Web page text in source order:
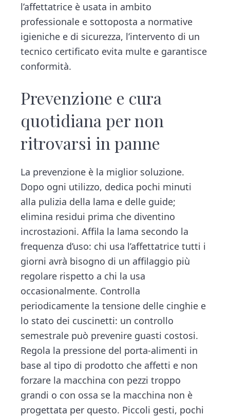
l’affettatrice è usata in ambito
professionale e sottoposta a normative
igieniche e di sicurezza, l’intervento di un
tecnico certificato evita multe e garantisce
conformità.
Prevenzione e cura
quotidiana per non
ritrovarsi in panne
La prevenzione è la miglior soluzione.
Dopo ogni utilizzo, dedica pochi minuti
alla pulizia della lama e delle guide;
elimina residui prima che diventino
incrostazioni. Affila la lama secondo la
frequenza d’uso: chi usa l’affettatrice tutti i
giorni avrà bisogno di un affilaggio più
regolare rispetto a chi la usa
occasionalmente. Controlla
periodicamente la tensione delle cinghie e
lo stato dei cuscinetti: un controllo
semestrale può prevenire guasti costosi.
Regola la pressione del porta-alimenti in
base al tipo di prodotto che affetti e non
forzare la macchina con pezzi troppo
grandi o con ossa se la macchina non è
progettata per questo. Piccoli gesti, pochi